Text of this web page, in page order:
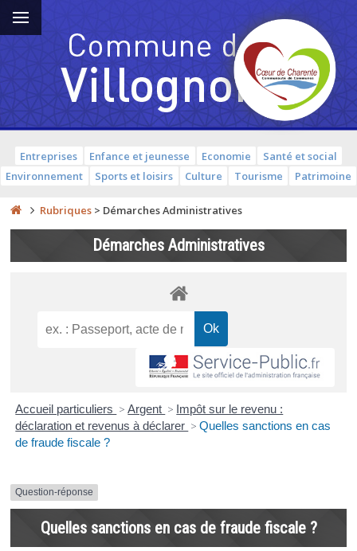
Entreprises Enfance et jeunesse Economie
Santé et social
Environnement
Sports et loisirs Culture Tourisme Patrimoine
Rubriques > Démarches Administratives
Démarches Administratives
Accueil particuliers > Argent > Impôt sur le revenu :
déclaration et revenus à déclarer > Quelles sanctions en cas
de fraude fiscale ?
Question-réponse
Quelles sanctions en cas de fraude fiscale ?